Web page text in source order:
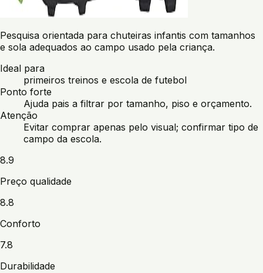
Pesquisa orientada para chuteiras infantis com tamanhos
e sola adequados ao campo usado pela criança.
Ideal para
primeiros treinos e escola de futebol
Ponto forte
Ajuda pais a filtrar por tamanho, piso e orçamento.
Atenção
Evitar comprar apenas pelo visual; confirmar tipo de
campo da escola.
8.9
Preço qualidade
8.8
Conforto
7.8
Durabilidade